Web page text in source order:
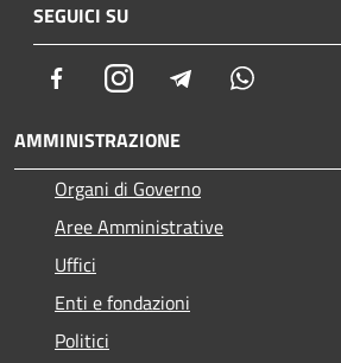
SEGUICI SU
FacebookInstagram Telegram
AMMINISTRAZIONE
Organi di Governo
Aree Amministrative
Uffici
Enti e fondazioni
Politici